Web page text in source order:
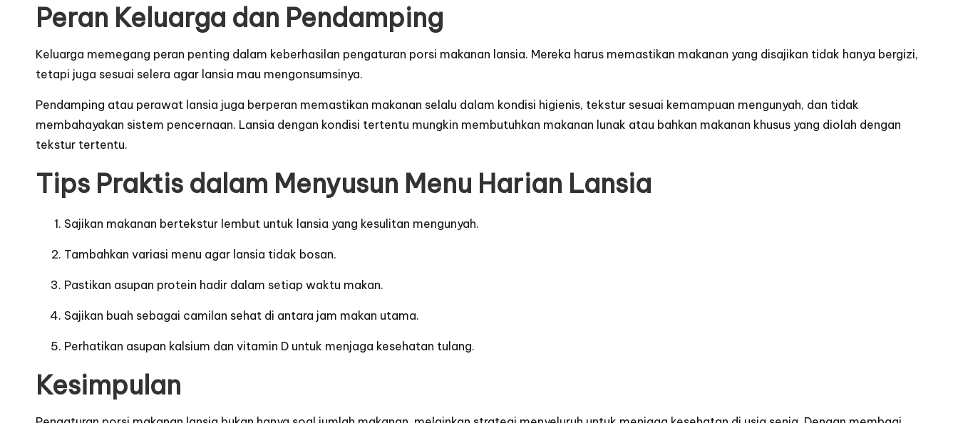
Peran Keluarga dan Pendamping
Keluarga memegang peran penting dalam keberhasilan pengaturan porsi makanan lansia. Mereka harus memastikan makanan yang disajikan tidak hanya bergizi,
tetapi juga sesuai selera agar lansia mau mengonsumsinya.
Pendamping atau perawat lansia juga berperan memastikan makanan selalu dalam kondisi higienis, tekstur sesuai kemampuan mengunyah, dan tidak
membahayakan sistem pencernaan. Lansia dengan kondisi tertentu mungkin membutuhkan makanan lunak atau bahkan makanan khusus yang diolah dengan
tekstur tertentu.
Tips Praktis dalam Menyusun Menu Harian Lansia
Sajikan makanan bertekstur lembut untuk lansia yang kesulitan mengunyah.
Tambahkan variasi menu agar lansia tidak bosan.
Pastikan asupan protein hadir dalam setiap waktu makan.
Sajikan buah sebagai camilan sehat di antara jam makan utama.
Perhatikan asupan kalsium dan vitamin D untuk menjaga kesehatan tulang.
Kesimpulan